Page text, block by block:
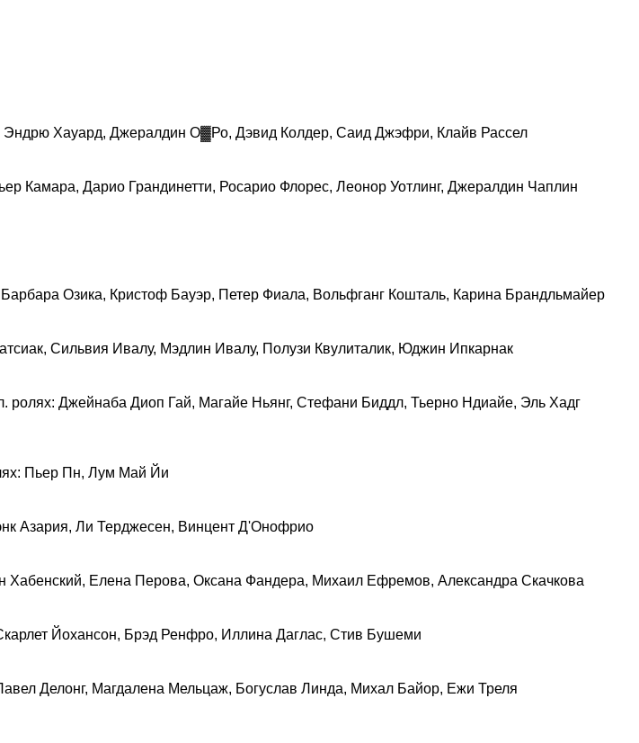
Эндрю Хауард, Джералдин О▓Ро, Дэвид Колдер, Саид Джэфри, Клайв Рассел
Камара, Дарио Грандинетти, Росарио Флорес, Леонор Уотлинг, Джералдин Чаплин
Озика, Кристоф Бауэр, Петер Фиала, Вольфганг Кошталь, Карина Брандльмайер
Сильвия Ивалу, Мэдлин Ивалу, Полузи Квулиталик, Юджин Ипкарнак
ролях: Джейнаба Диоп Гай, Магайе Ньянг, Стефани Биддл, Тьерно Ндиайе, Эль Хадг
Пьер Пн, Лум Май Йи
Азария, Ли Терджесен, Винцент Д'Онофрио
Хабенский, Елена Перова, Оксана Фандера, Михаил Ефремов, Александра Скачкова
Йохансон, Брэд Ренфро, Иллина Даглас, Стив Бушеми
Делонг, Магдалена Мельцаж, Богуслав Линда, Михал Байор, Ежи Треля